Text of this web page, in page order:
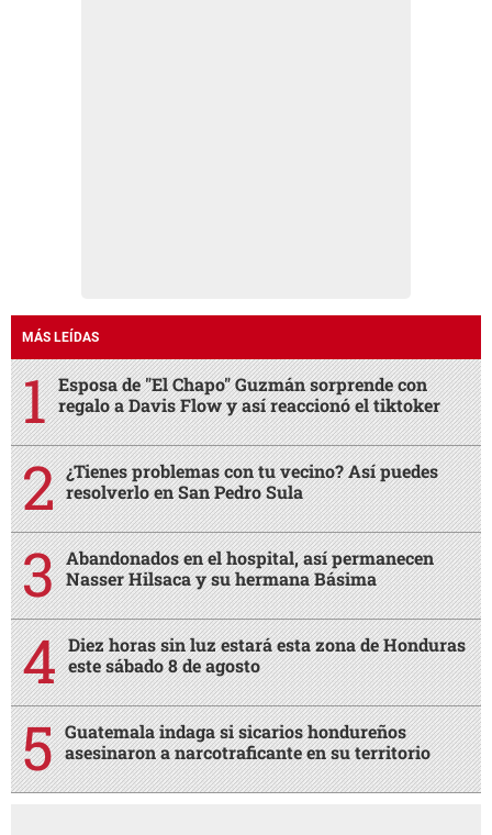
MÁS LEÍDAS
Esposa de "El Chapo" Guzmán sorprende con
regalo a Davis Flow y así reaccionó el tiktoker
¿Tienes problemas con tu vecino? Así puedes
resolverlo en San Pedro Sula
Abandonados en el hospital, así permanecen
Nasser Hilsaca y su hermana Básima
Diez horas sin luz estará esta zona de Honduras
este sábado 8 de agosto
Guatemala indaga si sicarios hondureños
asesinaron a narcotraficante en su territorio